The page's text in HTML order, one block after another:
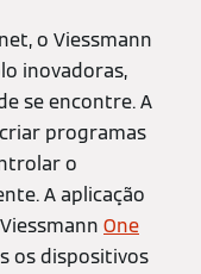
o Viessmann
inovadoras,
se encontre. A
programas
o
A aplicação
One
os dispositivos